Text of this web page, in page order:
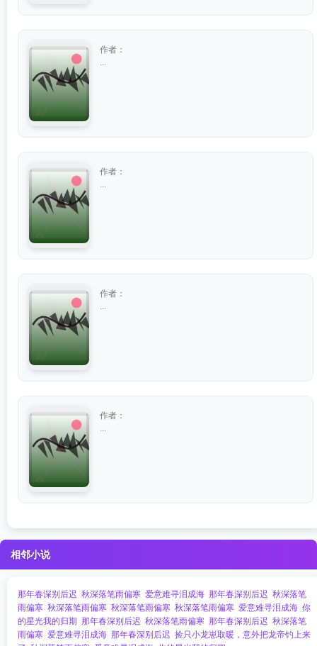
作者：
作者：
作者：
作者：
相邻小说
那年春深别后迟 秋深落笔雨偏寒 爱意难寻泪成海 那年春深别后迟 秋深落笔
雨偏寒 秋深落笔雨偏寒 秋深落笔雨偏寒 秋深落笔雨偏寒 爱意难寻泪成海 你
的星光我的归期 那年春深别后迟 秋深落笔雨偏寒 那年春深别后迟 秋深落笔
雨偏寒 爱意难寻泪成海 那年春深别后迟 捡只小龙崽取暖，意外把龙帝钓上来